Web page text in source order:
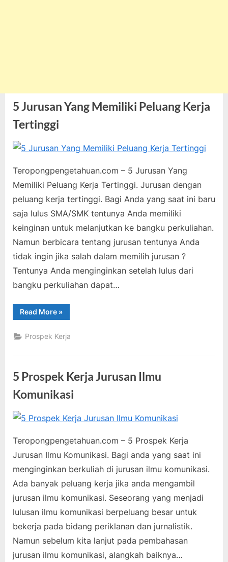
5 Jurusan Yang Memiliki Peluang Kerja
Tertinggi
Posted
on
26,
teropongpengetahuan
Komentarpada
Jurusan
Yang
Memiliki
Peluang
Kerja
Teropongpengetahuan.com – 5 Jurusan Yang
Memiliki Peluang Kerja Tertinggi. Jurusan dengan
peluang kerja tertinggi. Bagi Anda yang saat ini baru
saja lulus SMA/SMK tentunya Anda memiliki
keinginan untuk melanjutkan ke bangku perkuliahan.
Namun berbicara tentang jurusan tentunya Anda
tidak ingin jika salah dalam memilih jurusan ?
Tentunya Anda menginginkan setelah lulus dari
bangku perkuliahan dapat…
Read More“5
Jurusan
Memiliki
Peluang
Tertinggi”
»
Prospek Kerja
5 Prospek Kerja Jurusan Ilmu
Komunikasi
Posted
on
24,
teropongpengetahuan
Komentarpada
Prospek
Kerja
Jurusan
Ilmu
Komunikasi
Teropongpengetahuan.com – 5 Prospek Kerja
Jurusan Ilmu Komunikasi. Bagi anda yang saat ini
menginginkan berkuliah di jurusan ilmu komunikasi.
Ada banyak peluang kerja jika anda mengambil
jurusan ilmu komunikasi. Seseorang yang menjadi
lulusan ilmu komunikasi berpeluang besar untuk
bekerja pada bidang periklanan dan jurnalistik.
Namun sebelum kita lanjut pada pembahasan
jurusan ilmu komunikasi, alangkah baiknya…